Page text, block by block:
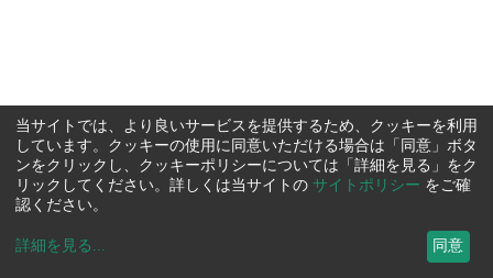
当サイトでは、より良いサービスを提供するため、クッキーを利用
しています。クッキーの使用に同意いただける場合は「同意」ボタ
ンをクリックし、クッキーポリシーについては「詳細を見る」をク
リックしてください。詳しくは当サイトの サイトポリシー をご確
認ください。
詳細を見る ... 同意